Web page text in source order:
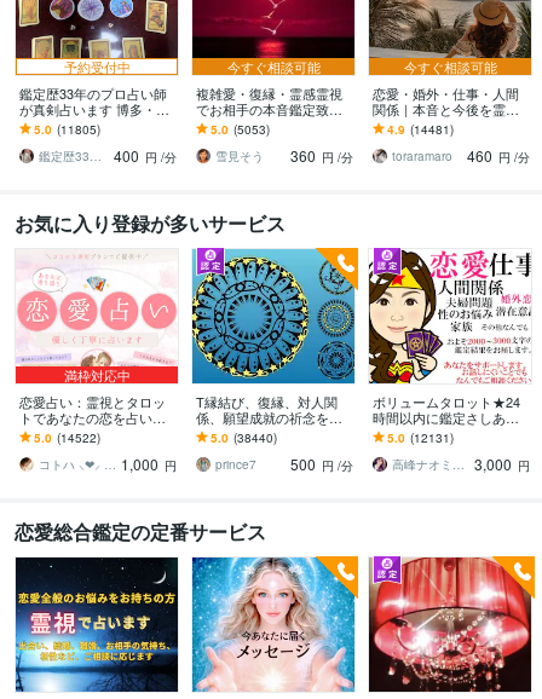
予約受付中
鑑定歴33年のプロ占い師
が真剣占います 博多・廓
屋の純血統占い祈願師
雷鳥
5.0 (11805)
鑑定歴33年のプロ占い師 雷鳥
400 円 /分
今すぐ相談可能
複雑愛・復縁・霊感霊視
でお相手の本音鑑定致し
ます 降りて来た言葉をそ
のままお伝えします。
5.0 (5053)
雪見そう
360 円 /分
今すぐ相談可能
恋愛・婚外・仕事・人間
関係｜本音と今後を霊視
ます 現実重視の鑑定｜本
質と今後の行動を具体的
にお伝えします
4.9 (14481)
toraramaro
460 円 /分
お気に入り登録が多いサービス
満枠対応中
恋愛占い：霊視とタロッ
トであなたの恋を占いま
す 復縁・片想い・複雑
愛・夫婦問題…お悩みに
優しく寄り添います♡
5.0 (14522)
コトハ ⸜❤︎⸝ 新サービス提供開始✨️ 1,000 円
T縁結び、復縁、対人関
係、願望成就の祈念を承
ります 対象者の思いと状
況、対象者との対話、祈
念
5.0 (38440)
prince7
500 円 /分
ボリュームタロット★24
時間以内に鑑定さしあげ
ます 3000文字以上の鑑定
★希望者のみ一部カード
開示サービスあり
5.0 (12131)
高峰ナオミ タロット占い師
3,000 円
恋愛総合鑑定の定番サービス